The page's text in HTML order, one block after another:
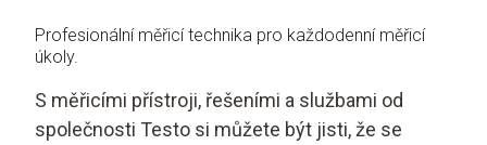
Profesionální měřicí technika pro každodenní měřicí
úkoly.
S měřicími přístroji, řešeními a službami od
společnosti Testo si můžete být jisti, že se